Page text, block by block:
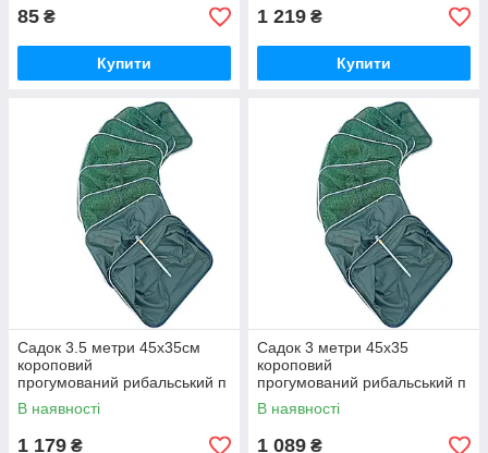
85 ₴
Купити
1 219 ₴
Купити
Садок 3.5 метри 45х35см
короповий
прогумований рибальський п
рямокутний Sadey
В наявності
1 179 ₴
Садок 3 метри 45х35
короповий
прогумований рибальський п
рямокутний Sadey
В наявності
1 089 ₴